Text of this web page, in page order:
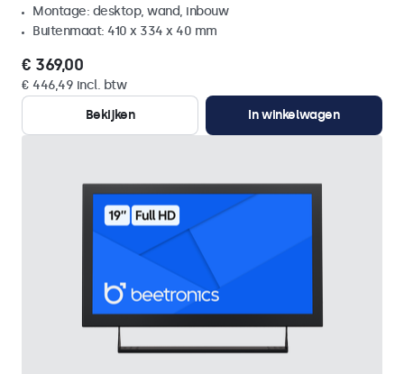
Montage: desktop, wand, inbouw
Buitenmaat: 410 x 334 x 40 mm
€ 369,00
€ 446,49 incl. btw
Bekijken
In winkelwagen